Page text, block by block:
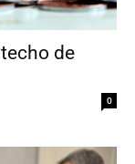
de
0